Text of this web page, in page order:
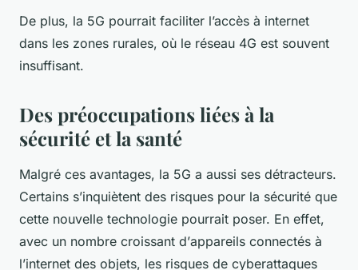
De plus, la 5G pourrait faciliter l’accès à internet
dans les zones rurales, où le réseau 4G est souvent
insuffisant.
Des préoccupations liées à la
sécurité et la santé
Malgré ces avantages, la 5G a aussi ses détracteurs.
Certains s’inquiètent des risques pour la sécurité que
cette nouvelle technologie pourrait poser. En effet,
avec un nombre croissant d’appareils connectés à
l’internet des objets, les risques de cyberattaques